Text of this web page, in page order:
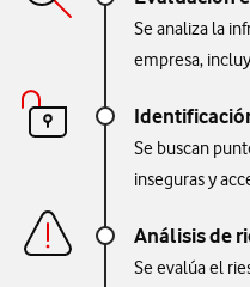
Se analiza la
empresa,
Se buscan
inseguras y
Análisis de
Se evalúa el